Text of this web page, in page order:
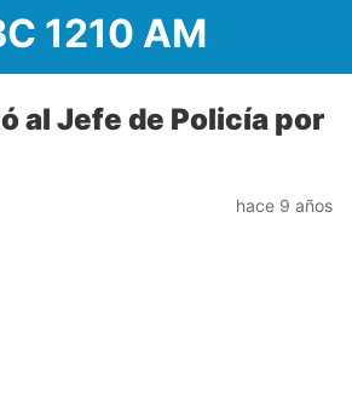
1210 AM
al Jefe de Policía por
hace 9 años